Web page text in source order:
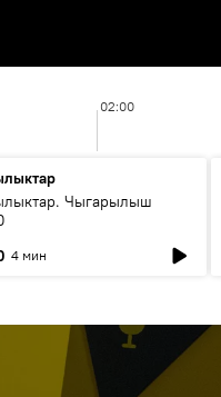
02:00
Чыгарылыш
4 мин